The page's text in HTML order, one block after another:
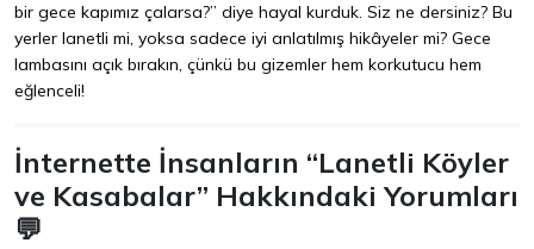
bir gece kapımız çalarsa?” diye hayal kurduk. Siz ne dersiniz? Bu
yerler lanetli mi, yoksa sadece iyi anlatılmış hikâyeler mi? Gece
lambasını açık bırakın, çünkü bu gizemler hem korkutucu hem
eğlenceli!
İnternette İnsanların “Lanetli Köyler
ve Kasabalar” Hakkındaki Yorumları
💬